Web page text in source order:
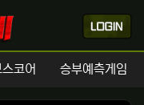
코어 승부예측게임